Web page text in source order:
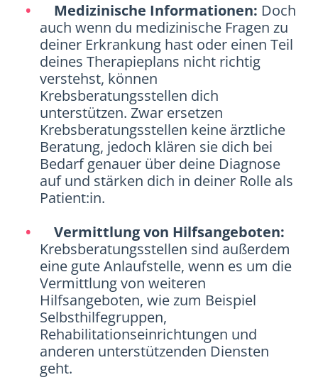
Medizinische Informationen: Doch
auch wenn du medizinische Fragen zu
deiner Erkrankung hast oder einen Teil
deines Therapieplans nicht richtig
verstehst, können
Krebsberatungsstellen dich
unterstützen. Zwar ersetzen
Krebsberatungsstellen keine ärztliche
Beratung, jedoch klären sie dich bei
Bedarf genauer über deine Diagnose
auf und stärken dich in deiner Rolle als
Patient:in.
Vermittlung von Hilfsangeboten:
Krebsberatungsstellen sind außerdem
eine gute Anlaufstelle, wenn es um die
Vermittlung von weiteren
Hilfsangeboten, wie zum Beispiel
Selbsthilfegruppen,
Rehabilitationseinrichtungen und
anderen unterstützenden Diensten
geht.